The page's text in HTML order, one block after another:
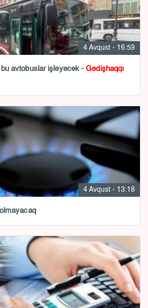
4 Avqust - 16:59
bu avtobuslar işləyəcək -Gedişhaqqı
4 Avqust - 13:18